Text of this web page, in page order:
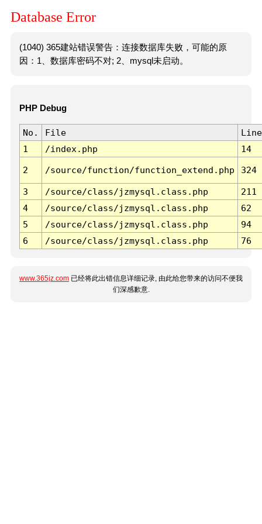
Database Error
(1040) 365建站错误警告：连接数据库失败，可能的原
因：1、数据库密码不对; 2、mysql未启动。
PHP Debug
No. File
Line
1
/index.php 14
2 /source/function/function_extend.php 324
3 /source/class/jzmysql.class.php
211
4
/source/class/jzmysql.class.php
62
5
/source/class/jzmysql.class.php
94
6
/source/class/jzmysql.class.php 76
www.365jz.com 已经将此出错信息详细记录, 由此给您带来的访问不便我
们深感歉意.